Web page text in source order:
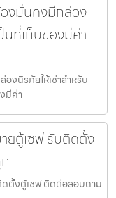
งมั่นคงมีกล่อง
นที่เก็บของมีค่า
งนิรภัยให้เช่าสำหรับ
มีค่า
ยตู้เซฟ รับติดตั้ง
ดตั้งตู้เซฟ ติดต่อสอบถาม